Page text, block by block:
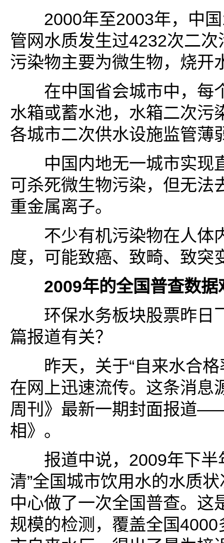
2000年至2003年，中国
管网水质发生过4232次二
污染物主要为微生物，烧开
在中国省会城市中，每
水箱或蓄水池，水箱二次污
各城市二次供水设施监管薄
中国内地无一城市实现
可杀死微生物污染，但无法
重金属离子。
不少有机污染物在人体
度，可能致癌、致畸、致突
2009年的全国普查数据
环保水务板块股票昨日
篇报道有关？
昨天，关于“自来水合格
在网上迅速流传。这条消息
周刊》最新一期封面报道
相》。
报道中说，2009年下半
清”全国城市饮用水的水质
中心做了一次全国普查。这
规模的检测，覆盖全国